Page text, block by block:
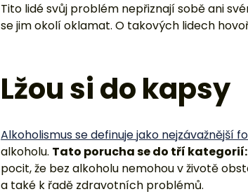
Tito lidé svůj problém nepřiznají sobě ani
se jim okolí oklamat. O takových lidech
Lžou si do kapsy
Alkoholismus se definuje jako nejzávažnější
alkoholu. Tato porucha se do tří
pocit, že bez alkoholu nemohou v životě
a také k řadě zdravotních problémů.